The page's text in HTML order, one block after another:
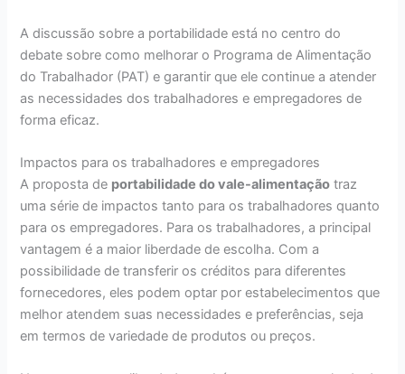
A discussão sobre a portabilidade está no centro do
debate sobre como melhorar o Programa de Alimentação
do Trabalhador (PAT) e garantir que ele continue a atender
as necessidades dos trabalhadores e empregadores de
forma eficaz.
Impactos para os trabalhadores e empregadores
A proposta de portabilidade do vale-alimentação traz
uma série de impactos tanto para os trabalhadores quanto
para os empregadores. Para os trabalhadores, a principal
vantagem é a maior liberdade de escolha. Com a
possibilidade de transferir os créditos para diferentes
fornecedores, eles podem optar por estabelecimentos que
melhor atendem suas necessidades e preferências, seja
em termos de variedade de produtos ou preços.